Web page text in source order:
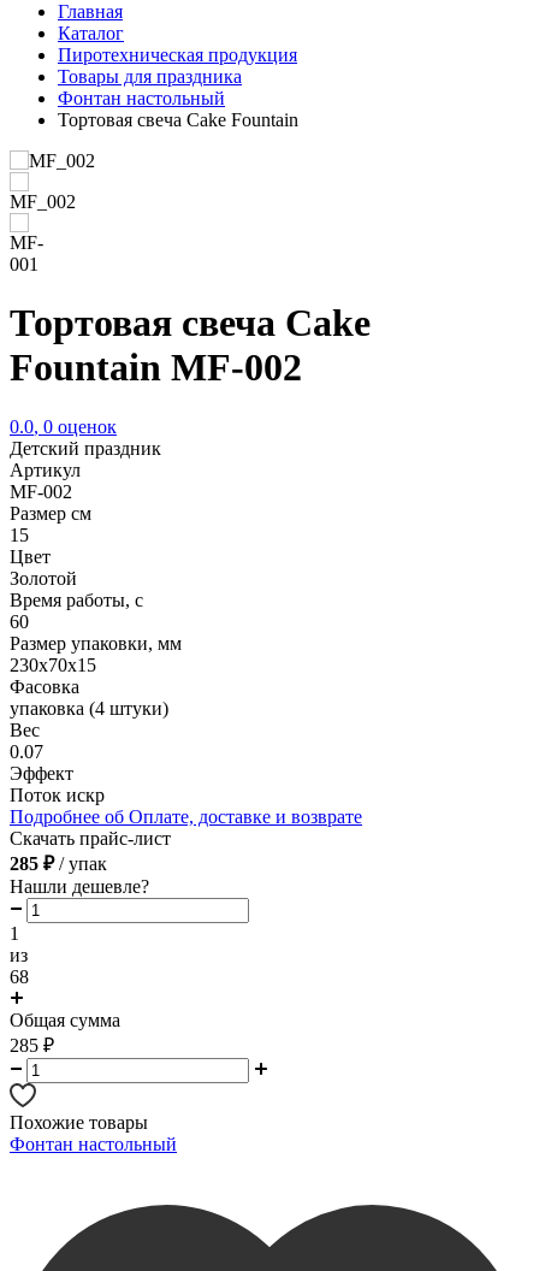
Главная
Каталог
Пиротехническая продукция
Товары для праздника
Фонтан настольный
Тортовая свеча Cake Fountain
Тортовая свеча Cake
Fountain MF-002
0.0, 0 оценок
Детский праздник
Артикул
MF-002
Размер см
15
Цвет
Золотой
Время работы, с
60
Размер упаковки, мм
230х70х15
Фасовка
упаковка (4 штуки)
Вес
0.07
Эффект
Поток искр
Подробнее об Оплате, доставке и возврате
Скачать прайс-лист
285 ₽ / упак
Нашли дешевле?
1
из
68
Общая сумма
285 ₽
Похожие товары
Фонтан настольный